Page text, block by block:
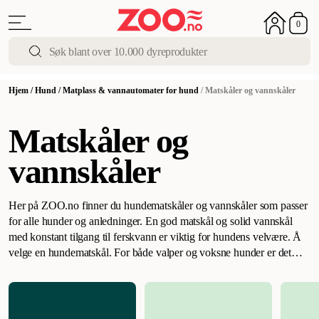
0
Hjem /Hund /Matplass & vannautomater for hund /Matskåler og vannskåler
Matskåler og
vannskåler
Her på ZOO.no finner du hundematskåler og vannskåler som passer
for alle hunder og anledninger. En god matskål og solid vannskål
med konstant tilgang til ferskvann er viktig for hundens velvære. Å
velge en hundematskål.For både valper og voksne hunder er det
Derfor bør du velge et fast sted hvor hunden alltid har tilgang til